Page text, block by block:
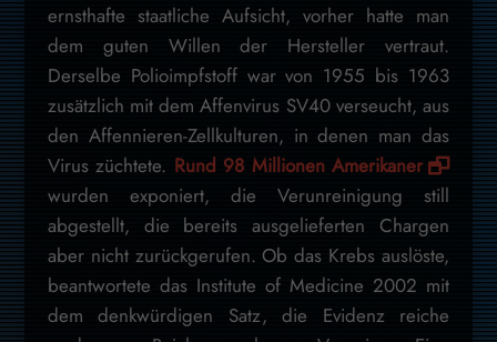
ernsthafte staatliche Aufsicht, vorher hatte man
dem guten Willen der Hersteller vertraut.
Derselbe Polioimpfstoff war von 1955 bis 1963
zusätzlich mit dem Affenvirus SV40 verseucht, aus
den Affennieren-Zellkulturen, in denen man das
Virus züchtete. Rund 98 Millionen Amerikaner
wurden exponiert, die Verunreinigung still
abgestellt, die bereits ausgelieferten Chargen
aber nicht zurückgerufen. Ob das Krebs auslöste,
beantwortete das Institute of Medicine 2002 mit
dem denkwürdigen Satz, die Evidenz reiche